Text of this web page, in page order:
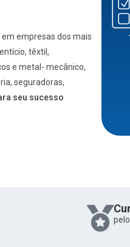
empresas dos mais
têxtil,
e metal- mecânico,
seguradoras,
seu sucesso